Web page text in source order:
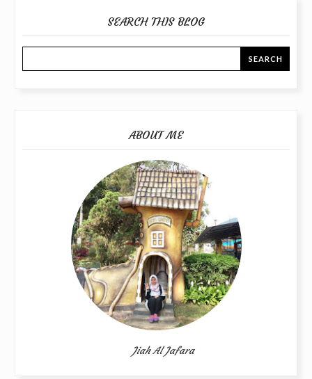
SEARCH THIS BLOG
ABOUT ME
Jiah Al Jafara